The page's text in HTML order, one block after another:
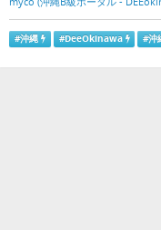
#沖縄 #DeeOkinawa #沖